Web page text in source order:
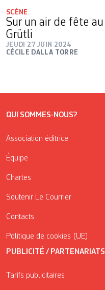
SCÈNE
Sur un air de fête au
Grütli
JEUDI 27 JUIN 2024
CÉCILE DALLA TORRE
QUI SOMMES-NOUS?
Association éditrice
Équipe
Chartes
Soutenir Le Courrier
Contacts
Politique de cookies (UE)
PUBLICITÉ / PARTENARIATS
Tarifs publicitaires